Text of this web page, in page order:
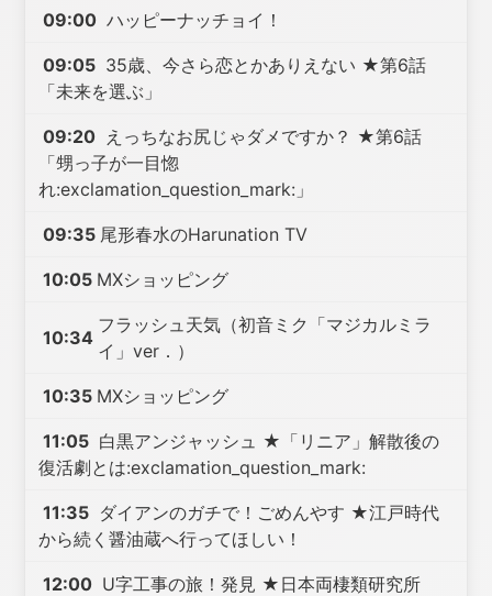
09:00 ハッピーナッチョイ！
09:05 35歳、今さら恋とかありえない ★第6話
「未来を選ぶ」
09:20 えっちなお尻じゃダメですか？ ★第6話
「甥っ子が一目惚
れ:exclamation_question_mark:」
09:35 尾形春水のHarunation TV
10:05 MXショッピング
10:34
フラッシュ天気（初音ミク「マジカルミラ
イ」ver．）
10:35 MXショッピング
11:05 白黒アンジャッシュ ★「リニア」解散後の
復活劇とは:exclamation_question_mark:
11:35 ダイアンのガチで！ごめんやす ★江戸時代
から続く醤油蔵へ行ってほしい！
12:00 U字工事の旅！発見 ★日本両棲類研究所